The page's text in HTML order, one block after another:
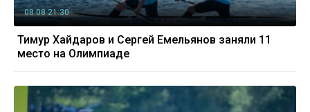
08.08 21:30
Тимур Хайдаров и Сергей Емельянов заняли 11
место на Олимпиаде